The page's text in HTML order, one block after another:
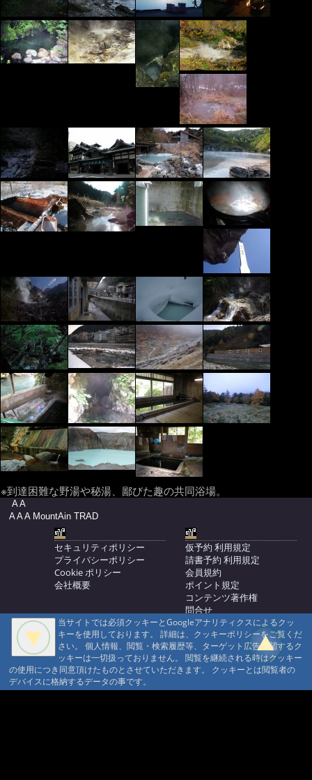
※到達困難な野湯や秘湯、鄙びた趣の共同浴場。
A A
A A A MountAin TRAD
セキュリティポリシー
プライバシーポリシー
Cookie ポリシー
会社概要
仮予約 利用規定
請書予約 利用規定
会員規約
ポイント規定
コンテンツ著作権
問合せ
マウンテントラッド株式会社
〒386-1211 長野県上田市下之郷692
0268371176
© 1999-2026 MountAin TRAD ® Inc. https://www.mountaintrad.co.jp
当サイトでは必須クッキーとGoogleアナリティクスによるクッ
キーを使用しております。 詳細は、クッキーポリシーをご覧くだ
さい。 個人情報、閲覧・検索履歴等、ターゲット広告に関するク
ッキーは一切扱っておりません。 閲覧を継続される時はクッキー
の使用につき同意頂けたものとさせていただきます。 クッキーとは閲覧者の
デバイスに格納するデータの事です。